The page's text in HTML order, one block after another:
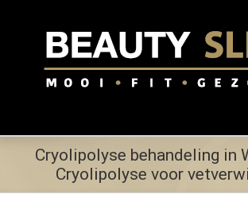
Cryolipolyse behandeling in
Cryolipolyse voor